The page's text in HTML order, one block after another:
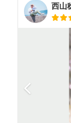
西山